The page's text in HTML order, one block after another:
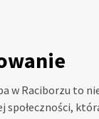
w Raciborzu
społeczności,